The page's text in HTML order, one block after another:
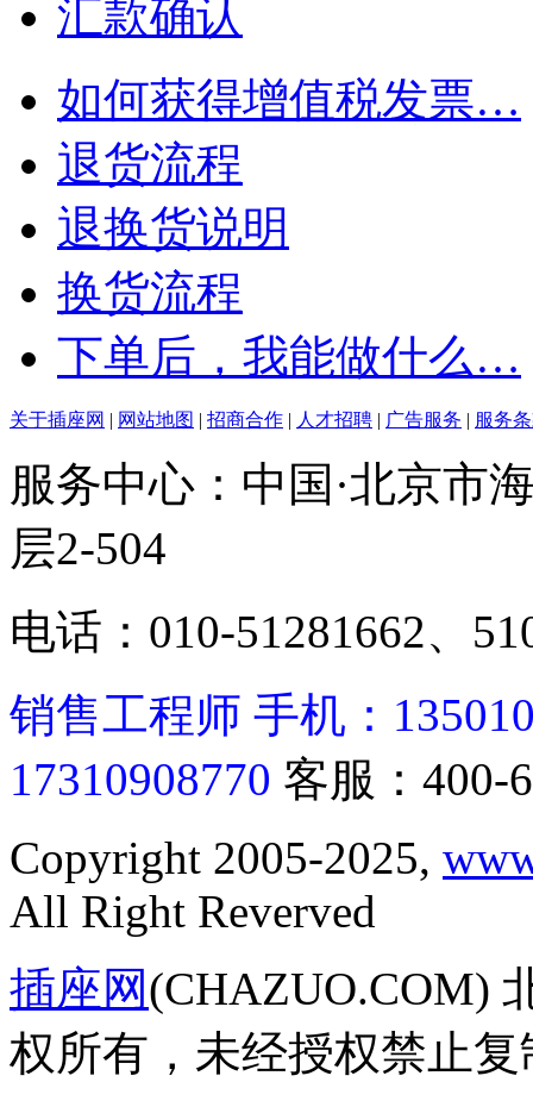
汇款确认
如何获得增值税发票…
退货流程
退换货说明
换货流程
下单后，我能做什么…
关于插座网 | 网站地图 | 招商合作 | 人才招聘 | 广告服务 | 服务
服务中心：中国·北京市
层2-504
电话：010-51281662、
销售工程师 手机：
17310908770 客服：400-
Copyright 2005-2025,
All Right Reverved
插座网(CHAZUO.COM)
权所有，未经授权禁止